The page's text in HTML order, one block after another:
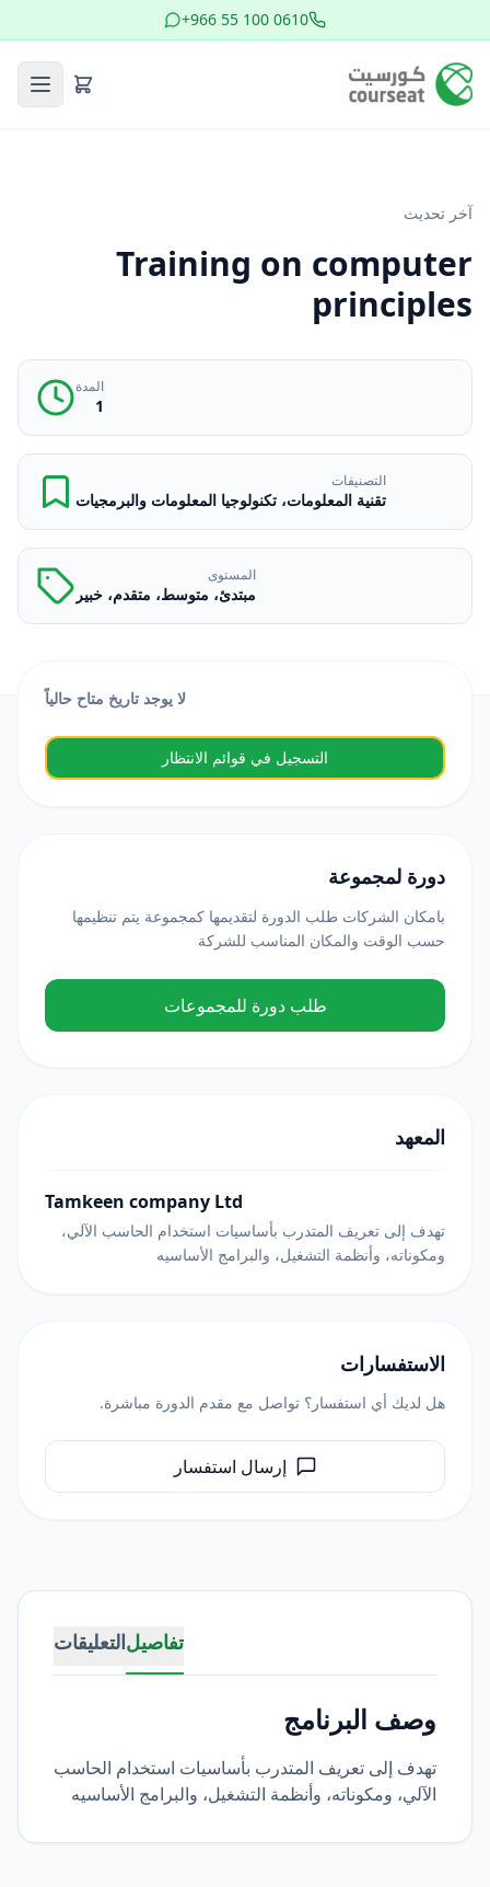
+966 55 100 0610
آخر تحديث
Training on computer
principles
المدة
1
التصنيفات
تقنية المعلومات، تكنولوجيا المعلومات والبرمجيات
المستوى
مبتدئ، متوسط، متقدم، خبير
تفاصيلالتعليقات
وصف البرنامج
تهدف إلى تعريف المتدرب بأساسيات استخدام الحاسب
الآلي، ومكوناته، وأنظمة التشغيل، والبرامج الأساسيه
لا يوجد تاريخ متاح حالياً
التسجيل في قوائم الانتظار
دورة لمجموعة
بامكان الشركات طلب الدورة لتقديمها كمجموعة يتم تنظيمها
حسب الوقت والمكان المناسب للشركة
طلب دورة للمجموعات
المعهد
Tamkeen company Ltd
تهدف إلى تعريف المتدرب بأساسيات استخدام الحاسب الآلي،
ومكوناته، وأنظمة التشغيل، والبرامج الأساسيه
الاستفسارات
هل لديك أي استفسار؟ تواصل مع مقدم الدورة مباشرة.
إرسال استفسار